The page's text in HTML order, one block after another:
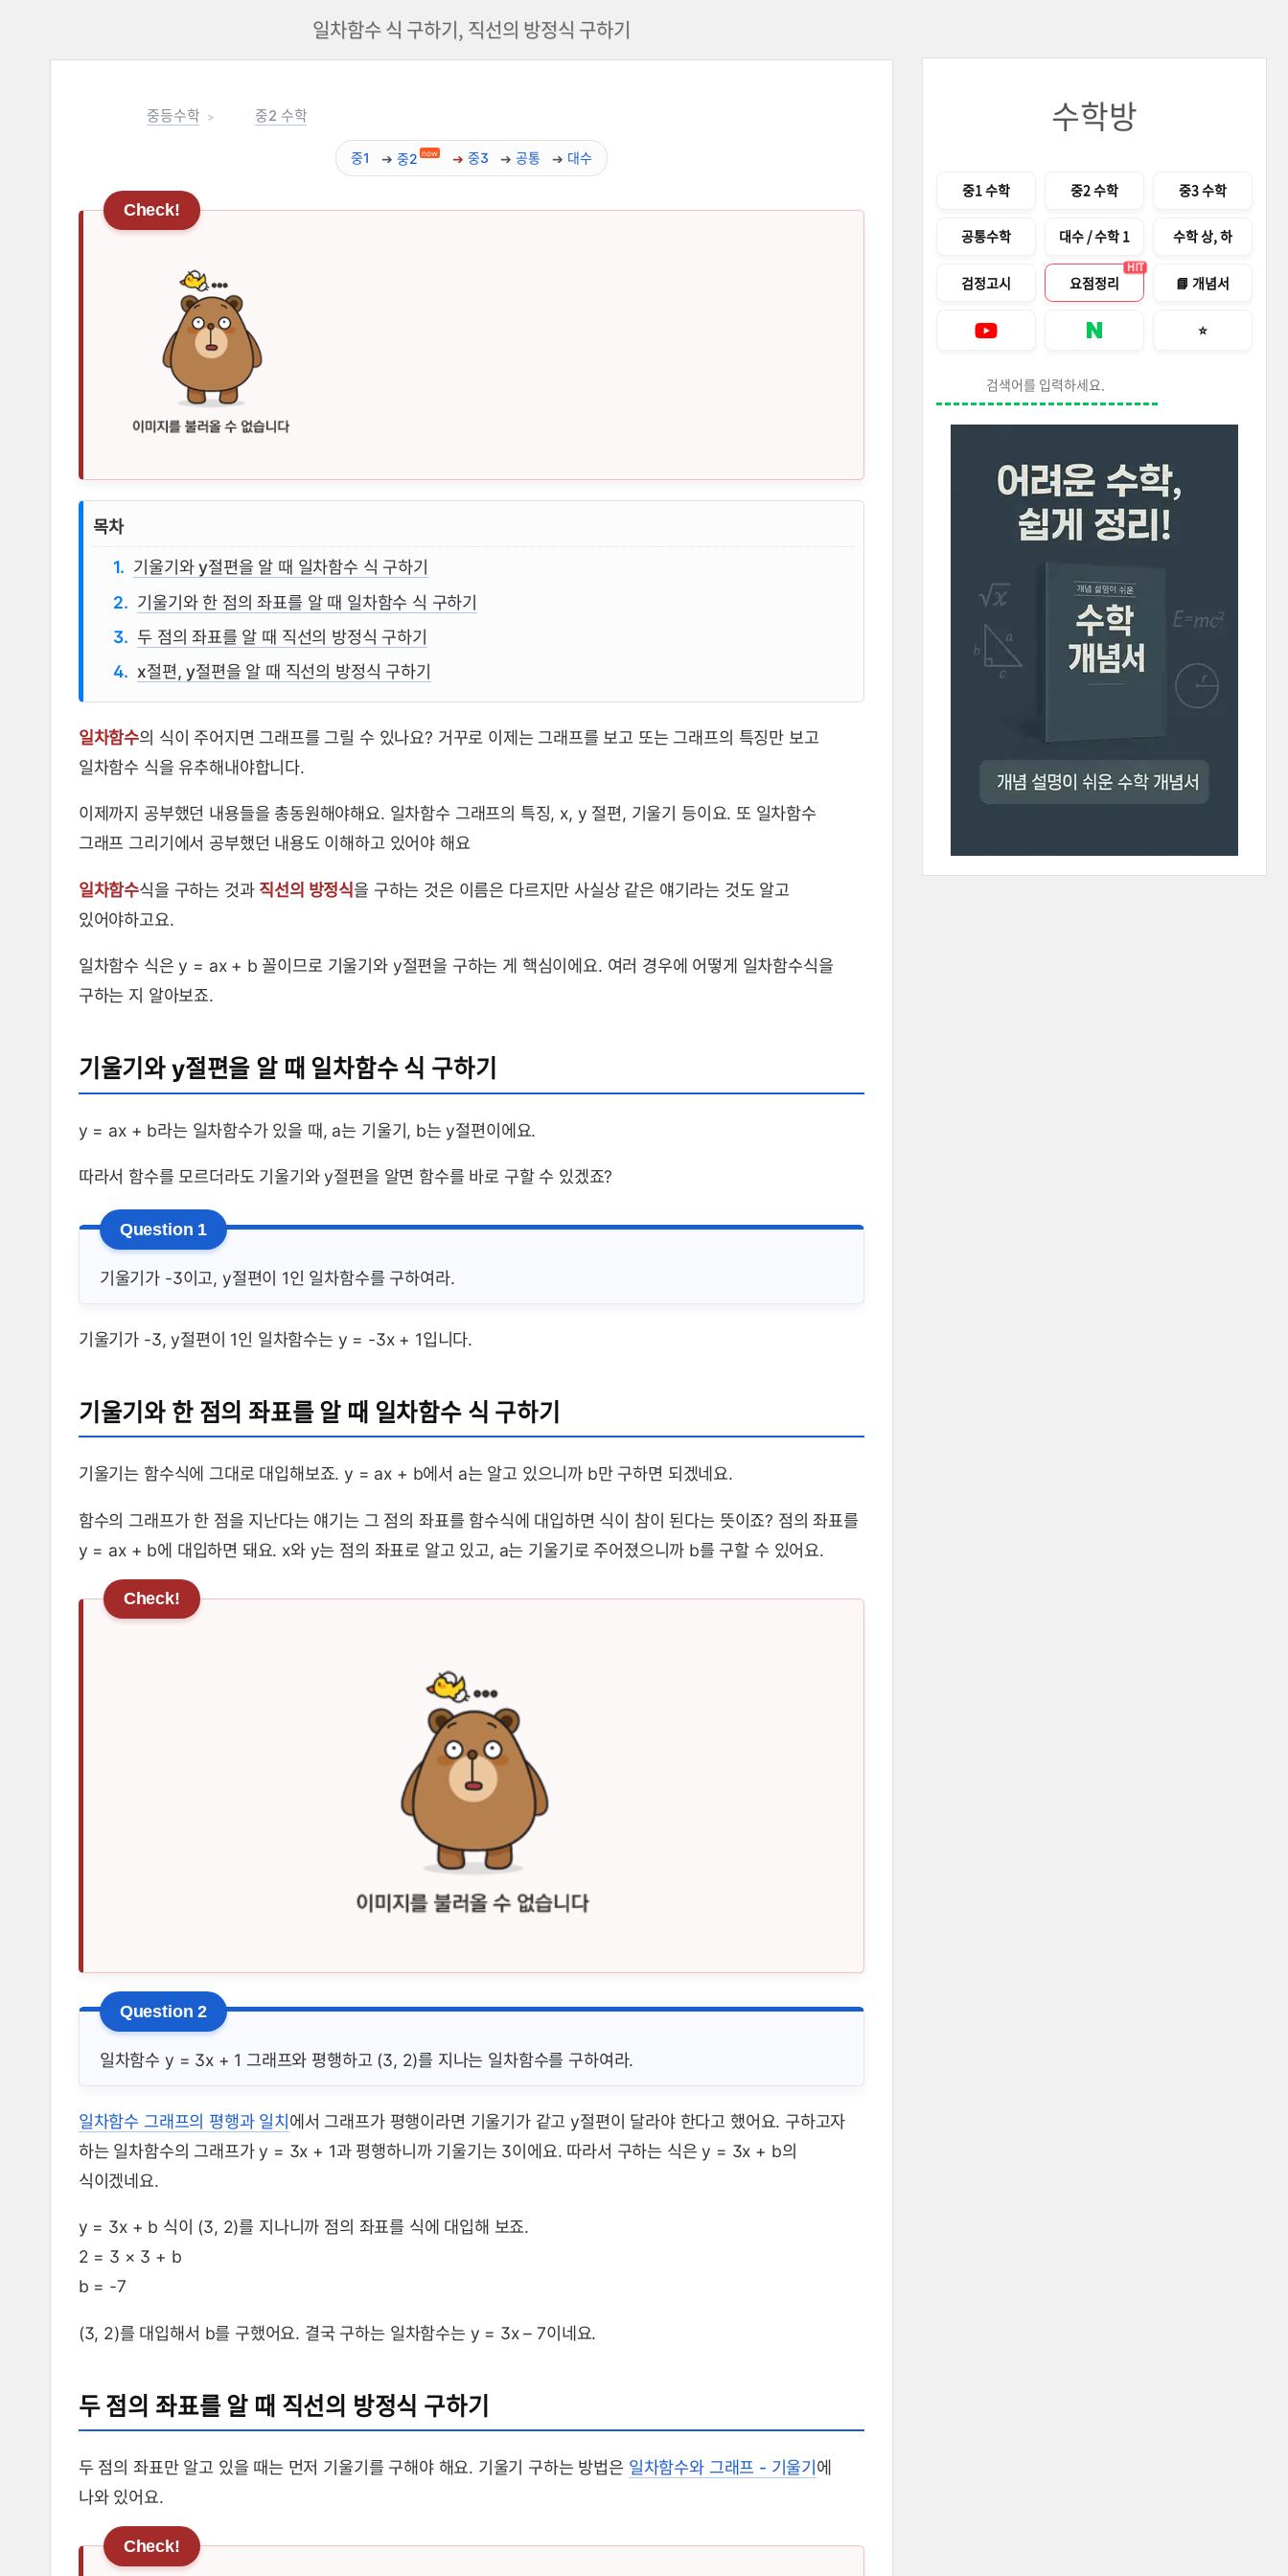
일차함수 식 구하기, 직선의 방정식 구하기
중등수학 중2 수학
중1 중2 now 중3 공통 대수
일차함수 식 구하기, 직선의 방정식 구하기 뜻, 성질, 공식 요약 및 예제
목차
기울기와 y절편을 알 때 일차함수 식 구하기
기울기와 한 점의 좌표를 알 때 일차함수 식 구하기
두 점의 좌표를 알 때 직선의 방정식 구하기
x절편, y절편을 알 때 직선의 방정식 구하기
일차함수의 식이 주어지면 그래프를 그릴 수 있나요? 거꾸로 이제는 그래프를 보고 또는 그래프의 특징만 보고
일차함수 식을 유추해내야합니다.
이제까지 공부했던 내용들을 총동원해야해요. 일차함수 그래프의 특징, x, y 절편, 기울기 등이요. 또 일차함수
그래프 그리기에서 공부했던 내용도 이해하고 있어야 해요
일차함수식을 구하는 것과 직선의 방정식을 구하는 것은 이름은 다르지만 사실상 같은 얘기라는 것도 알고
있어야하고요.
일차함수 식은 y = ax + b 꼴이므로 기울기와 y절편을 구하는 게 핵심이에요. 여러 경우에 어떻게 일차함수식을
구하는 지 알아보죠.
기울기와 y절편을 알 때 일차함수 식 구하기
y = ax + b라는 일차함수가 있을 때, a는 기울기, b는 y절편이에요.
따라서 함수를 모르더라도 기울기와 y절편을 알면 함수를 바로 구할 수 있겠죠?
기울기가 -3이고, y절편이 1인 일차함수를 구하여라.
기울기가 -3, y절편이 1인 일차함수는 y = -3x + 1입니다.
기울기와 한 점의 좌표를 알 때 일차함수 식 구하기
기울기는 함수식에 그대로 대입해보죠. y = ax + b에서 a는 알고 있으니까 b만 구하면 되겠네요.
함수의 그래프가 한 점을 지난다는 얘기는 그 점의 좌표를 함수식에 대입하면 식이 참이 된다는 뜻이죠? 점의 좌표를
y = ax + b에 대입하면 돼요. x와 y는 점의 좌표로 알고 있고, a는 기울기로 주어졌으니까 b를 구할 수 있어요.
일차함수 y = 3x + 1 그래프와 평행하고 (3, 2)를 지나는 일차함수를 구하여라.
일차함수 그래프의 평행과 일치에서 그래프가 평행이라면 기울기가 같고 y절편이 달라야 한다고 했어요. 구하고자
하는 일차함수의 그래프가 y = 3x + 1과 평행하니까 기울기는 3이에요. 따라서 구하는 식은 y = 3x + b의
식이겠네요.
y = 3x + b 식이 (3, 2)를 지나니까 점의 좌표를 식에 대입해 보죠.
2 = 3 × 3 + b
b = -7
(3, 2)를 대입해서 b를 구했어요. 결국 구하는 일차함수는 y = 3x – 7이네요.
두 점의 좌표를 알 때 직선의 방정식 구하기
두 점의 좌표만 알고 있을 때는 먼저 기울기를 구해야 해요. 기울기 구하는 방법은 일차함수와 그래프 - 기울기 에
나와 있어요.
수학방
메뉴중1 수학 중2 수학 중3 수학
공통수학 대수 / 수학 1 수학 상, 하
검정고시
HIT
요점정리 📘 개념서
Youtube 네이버 블로그 즐겨찾기 안내
⭐